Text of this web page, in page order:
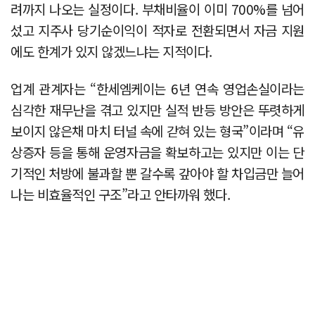
려까지 나오는 실정이다. 부채비율이 이미 700%를 넘어
섰고 지주사 당기순이익이 적자로 전환되면서 자금 지원
에도 한계가 있지 않겠느냐는 지적이다.
업계 관계자는 “한세엠케이는 6년 연속 영업손실이라는
심각한 재무난을 겪고 있지만 실적 반등 방안은 뚜렷하게
보이지 않은채 마치 터널 속에 갇혀 있는 형국”이라며 “유
상증자 등을 통해 운영자금을 확보하고는 있지만 이는 단
기적인 처방에 불과할 뿐 갈수록 갚아야 할 차입금만 늘어
나는 비효율적인 구조”라고 안타까워 했다.